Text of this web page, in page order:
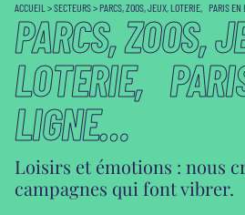
ACCUEIL >SECTEURS>PARCS, ZOOS, JEUX, LOTERIE, PARIS EN
PARCS, ZOOS,
LOTERIE,
LIGNE…
Loisirs et émotions : nous
campagnes qui font vibrer.